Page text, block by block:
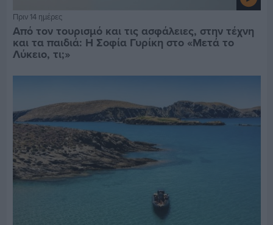
Πριν 14 ημέρες
Από τον τουρισμό και τις ασφάλειες, στην τέχνη
και τα παιδιά: Η Σοφία Γυρίκη στο «Μετά το
Λύκειο, τι;»